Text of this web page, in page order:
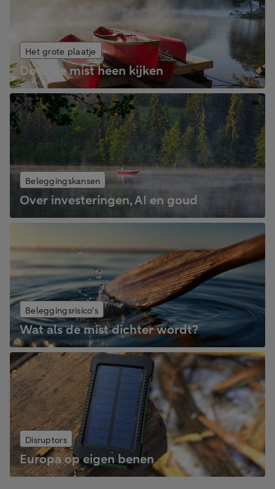
Door de mist heen kijken
Het grote plaatje
Over investeringen, AI en goud
Beleggingskansen
Wat als de mist dichter wordt?
Beleggingsrisico's
Europa op eigen benen
Disruptors